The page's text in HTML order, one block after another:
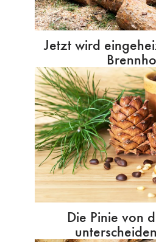
Jetzt wird
Die Pinie von